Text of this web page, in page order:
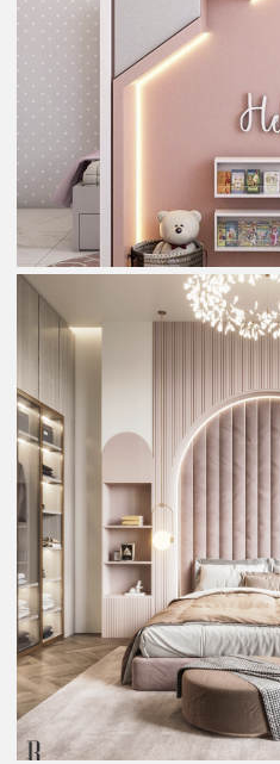
Errichten Sie ein originelles Spielhaus, einen
Hütte oder eine improvisierte Plattform - und Sie
sehen, wie dieser Ort zur Lieblingszone für Spiel
Entspannung wird. Jede Idee kann zu Legenden
faszinierender Geheimnisvollheit heranwachsen.